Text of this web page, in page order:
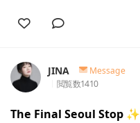
JINA
Message
閲覧数1410
The Final Seoul Stop ✨️